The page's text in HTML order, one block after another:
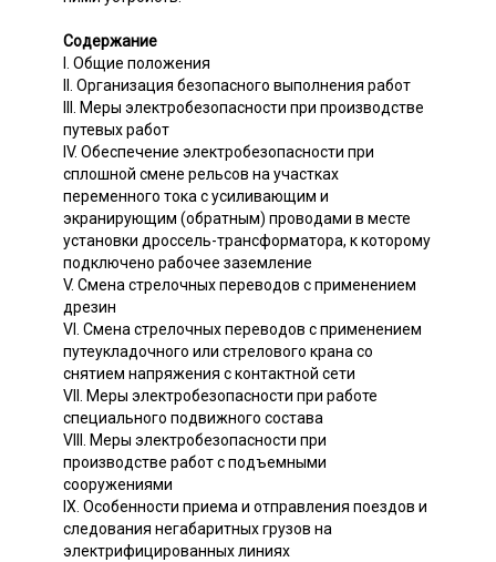
Содержание
I. Общие положения
II. Организация безопасного выполнения работ
III. Меры электробезопасности при производстве
путевых работ
IV. Обеспечение электробезопасности при
сплошной смене рельсов на участках
переменного тока с усиливающим и
экранирующим (обратным) проводами в месте
установки дроссель-трансформатора, к которому
подключено рабочее заземление
V. Смена стрелочных переводов с применением
дрезин
VI. Смена стрелочных переводов с применением
путеукладочного или стрелового крана со
снятием напряжения с контактной сети
VII. Меры электробезопасности при работе
специального подвижного состава
VIII. Меры электробезопасности при
производстве работ с подъемными
сооружениями
IX. Особенности приема и отправления поездов и
следования негабаритных грузов на
электрифицированных линиях